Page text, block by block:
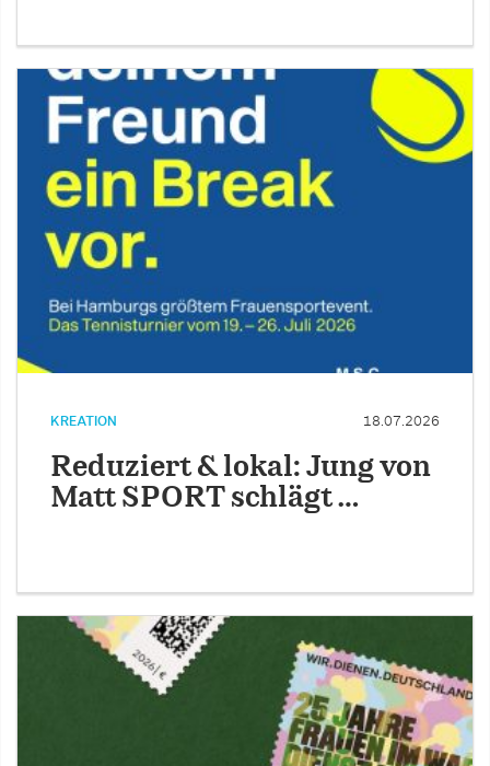
KREATION 18.07.2026
Reduziert & lokal: Jung von
Matt SPORT schlägt …